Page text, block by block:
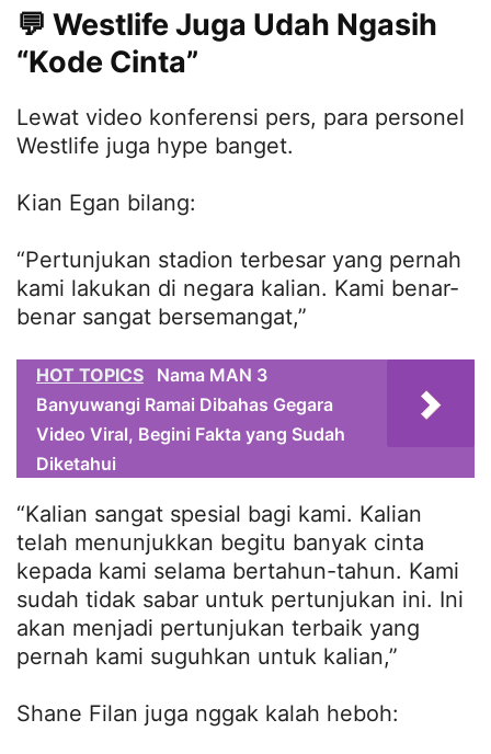
💬 Westlife Juga Udah Ngasih
“Kode Cinta”
Lewat video konferensi pers, para personel
Westlife juga hype banget.
Kian Egan bilang:
“Pertunjukan stadion terbesar yang pernah
kami lakukan di negara kalian. Kami benar-
benar sangat bersemangat,”
HOT TOPICS
Nama MAN 3
Banyuwangi Ramai Dibahas Gegara
Video Viral, Begini Fakta yang Sudah
Diketahui
“Kalian sangat spesial bagi kami. Kalian
telah menunjukkan begitu banyak cinta
kepada kami selama bertahun-tahun. Kami
sudah tidak sabar untuk pertunjukan ini. Ini
akan menjadi pertunjukan terbaik yang
pernah kami suguhkan untuk kalian,”
Shane Filan juga nggak kalah heboh: